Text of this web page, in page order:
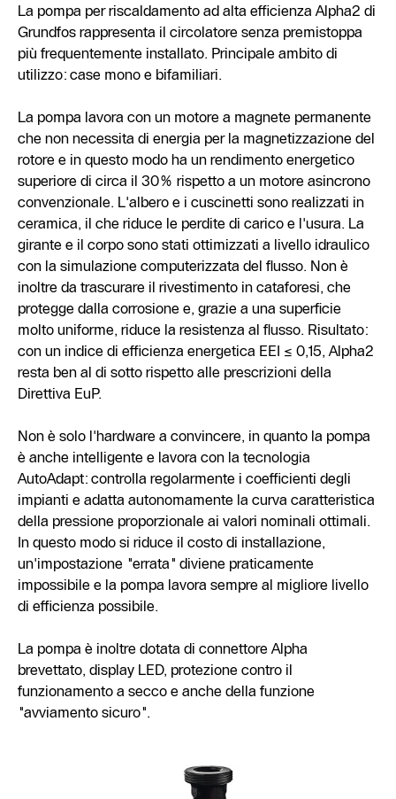
La pompa per riscaldamento ad alta efficienza Alpha2 di
Grundfos rappresenta il circolatore senza premistoppa
più frequentemente installato. Principale ambito di
utilizzo: case mono e bifamiliari.
La pompa lavora con un motore a magnete permanente
che non necessita di energia per la magnetizzazione del
rotore e in questo modo ha un rendimento energetico
superiore di circa il 30% rispetto a un motore asincrono
convenzionale. L'albero e i cuscinetti sono realizzati in
ceramica, il che riduce le perdite di carico e l'usura. La
girante e il corpo sono stati ottimizzati a livello idraulico
con la simulazione computerizzata del flusso. Non è
inoltre da trascurare il rivestimento in cataforesi, che
protegge dalla corrosione e, grazie a una superficie
molto uniforme, riduce la resistenza al flusso. Risultato:
con un indice di efficienza energetica EEI ≤ 0,15, Alpha2
resta ben al di sotto rispetto alle prescrizioni della
Direttiva EuP.
Non è solo l'hardware a convincere, in quanto la pompa
è anche intelligente e lavora con la tecnologia
AutoAdapt: controlla regolarmente i coefficienti degli
impianti e adatta autonomamente la curva caratteristica
della pressione proporzionale ai valori nominali ottimali.
In questo modo si riduce il costo di installazione,
un'impostazione "errata" diviene praticamente
impossibile e la pompa lavora sempre al migliore livello
di efficienza possibile.
La pompa è inoltre dotata di connettore Alpha
brevettato, display LED, protezione contro il
funzionamento a secco e anche della funzione
"avviamento sicuro".